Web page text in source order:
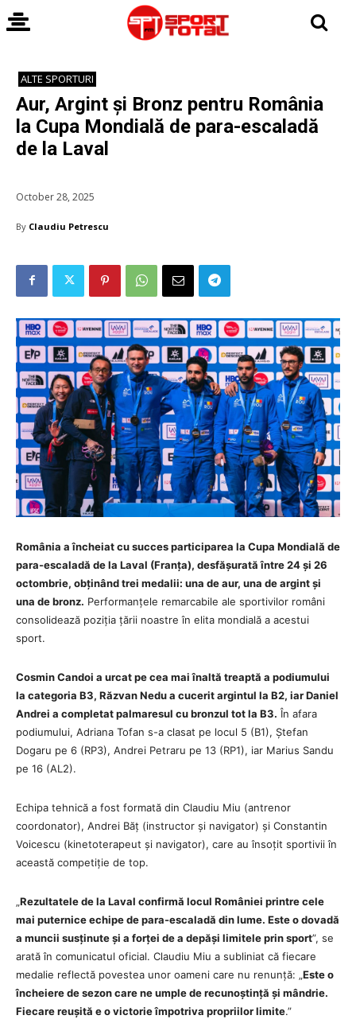
ALTE SPORTURI
Aur, Argint și Bronz pentru România
la Cupa Mondială de para-escaladă
de la Laval
October 28, 2025
By Claudiu Petrescu
România a încheiat cu succes participarea la Cupa Mondială de
para-escaladă de la Laval (Franța), desfășurată între 24 și 26
octombrie, obținând trei medalii: una de aur, una de argint și
una de bronz. Performanțele remarcabile ale sportivilor români
consolidează poziția țării noastre în elita mondială a acestui
sport.
Cosmin Candoi a urcat pe cea mai înaltă treaptă a podiumului
la categoria B3, Răzvan Nedu a cucerit argintul la B2, iar Daniel
Andrei a completat palmaresul cu bronzul tot la B3. În afara
podiumului, Adriana Tofan s-a clasat pe locul 5 (B1), Ștefan
Dogaru pe 6 (RP3), Andrei Petraru pe 13 (RP1), iar Marius Sandu
pe 16 (AL2).
Echipa tehnică a fost formată din Claudiu Miu (antrenor
coordonator), Andrei Băț (instructor și navigator) și Constantin
Voicescu (kinetoterapeut și navigator), care au însoțit sportivii în
această competiție de top.
„Rezultatele de la Laval confirmă locul României printre cele
mai puternice echipe de para-escaladă din lume. Este o dovadă
a muncii susținute și a forței de a depăși limitele prin sport”, se
arată în comunicatul oficial. Claudiu Miu a subliniat că fiecare
medalie reflectă povestea unor oameni care nu renunță: „Este o
încheiere de sezon care ne umple de recunoștință și mândrie.
Fiecare reușită e o victorie împotriva propriilor limite.”